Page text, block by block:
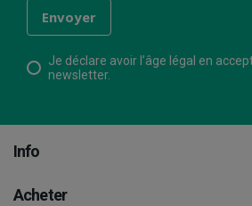
Je déclare avoir l’âge légal en
newsletter.
Info
Acheter